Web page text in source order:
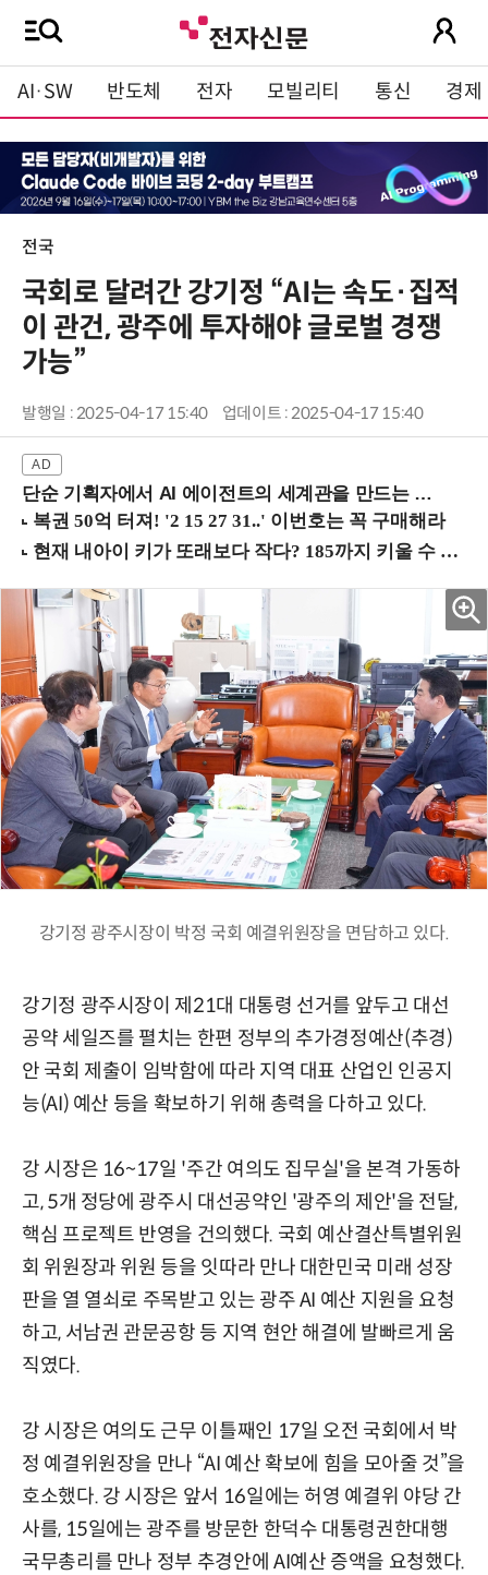
AI·SW 반도체 전자 모빌리티 통신 경제
전국
국회로 달려간 강기정 “AI는 속도·집적
이 관건, 광주에 투자해야 글로벌 경쟁
가능”
발행일 : 2025-04-17 15:40 업데이트 : 2025-04-17 15:40
단순 기획자에서 AI 에이전트의 세계관을 만드는 지식 설계자로.. (8/20 강남역)
강기정 광주시장이 박정 국회 예결위원장을 면담하고 있다.
강기정 광주시장이 제21대 대통령 선거를 앞두고 대선
공약 세일즈를 펼치는 한편 정부의 추가경정예산(추경)
안 국회 제출이 임박함에 따라 지역 대표 산업인 인공지
능(AI) 예산 등을 확보하기 위해 총력을 다하고 있다.
강 시장은 16~17일 '주간 여의도 집무실'을 본격 가동하
고, 5개 정당에 광주시 대선공약인 '광주의 제안'을 전달,
핵심 프로젝트 반영을 건의했다. 국회 예산결산특별위원
회 위원장과 위원 등을 잇따라 만나 대한민국 미래 성장
판을 열 열쇠로 주목받고 있는 광주 AI 예산 지원을 요청
하고, 서남권 관문공항 등 지역 현안 해결에 발빠르게 움
직였다.
강 시장은 여의도 근무 이틀째인 17일 오전 국회에서 박
정 예결위원장을 만나 “AI 예산 확보에 힘을 모아줄 것”을
호소했다. 강 시장은 앞서 16일에는 허영 예결위 야당 간
사를, 15일에는 광주를 방문한 한덕수 대통령권한대행
국무총리를 만나 정부 추경안에 AI예산 증액을 요청했다.